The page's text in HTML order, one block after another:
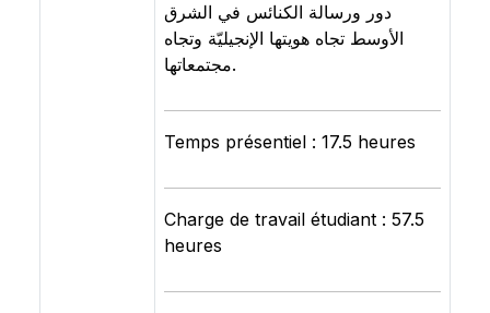
دور ورسالة الكنائس في الشرق
الأوسط تجاه هويتها الإنجيليّة وتجاه
مجتمعاتها.
Temps présentiel : 17.5 heures
Charge de travail étudiant : 57.5
heures